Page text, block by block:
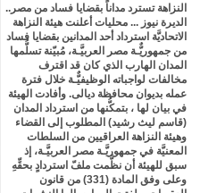
ter atsa
pp
النزاهة تسترد مداناً بقضايا فساد من مصر..
الديرة نيوز ... محليات أعلنت هيئة النزاهة
الاتحاديَّة استرداد أحد المدانين بقضايا فساد
من جمهوريٌّـة مصر العربيَّـة، مُبيّنة تسلُّمها
المدان الهارب الذي كان قد اقترف
مخالفات لواجباته الوظيفيٌّـة خلال فترة
عمله بديوان محافظة ديالى. وأفادت الهيئة
في بيان لها ، بتمكُّنها من استرداد المدان
(قاسم ليث رشيد) المطلوب إلى القضاء
وهيئة النزاهة العراقيين من السلطات
المعنيَّة في جمهوريَّـة مصر العربيَّـة، إذ
سبق للهيئة أن نظَّمت ملفّ استردادٍ بحقِّهِ
وعلى وفق المادة (331) من قانون